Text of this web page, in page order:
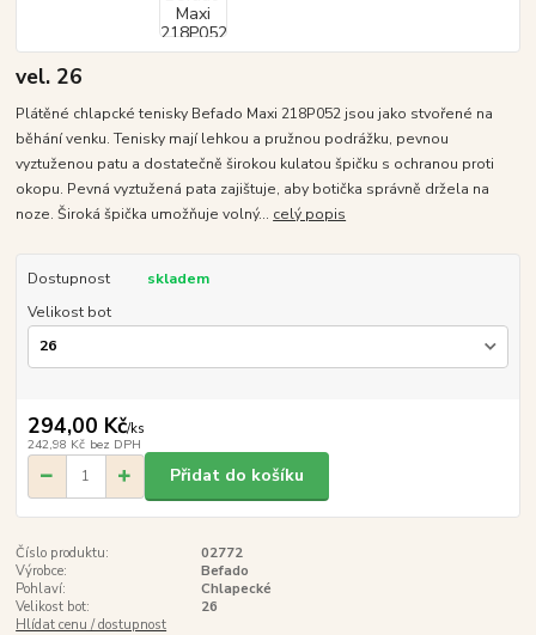
vel. 26
Plátěné chlapcké tenisky Befado Maxi 218P052 jsou jako stvořené na
běhání venku. Tenisky mají lehkou a pružnou podrážku, pevnou
vyztuženou patu a dostatečně širokou kulatou špičku s ochranou proti
okopu. Pevná vyztužená pata zajištuje, aby botička správně držela na
noze. Široká špička umožňuje volný... celý popis
Dostupnost
skladem
Velikost bot
294,00 Kč/ks
242,98 Kč bez DPH
Přidat do košíku
Číslo produktu:
02772
Výrobce:
Befado
Pohlaví:
Chlapecké
Velikost bot:
26
Hlídat cenu / dostupnost